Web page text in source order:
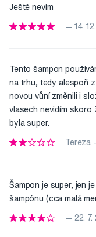
Ještě nevím
— 14.
Tento šampon
na trhu, tedy alespoň
novou vůní změnili i
vlasech nevidím
byla super.
Tereza
Šampon je super, jen
šampónu (cca malá
— 22. 7.